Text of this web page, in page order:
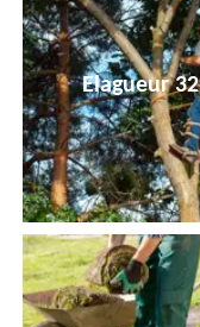
Elagueur 32